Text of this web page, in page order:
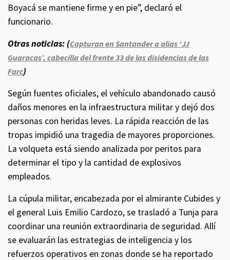
Boyacá se mantiene firme y en pie”, declaró el
funcionario.
Otras noticias: (Capturan en Santander a alias ‘JJ
Guaracas’, cabecilla del frente 33 de las disidencias de las
Farc)
Según fuentes oficiales, el vehículo abandonado causó
daños menores en la infraestructura militar y dejó dos
personas con heridas leves. La rápida reacción de las
tropas impidió una tragedia de mayores proporciones.
La volqueta está siendo analizada por peritos para
determinar el tipo y la cantidad de explosivos
empleados.
La cúpula militar, encabezada por el almirante Cubides y
el general Luis Emilio Cardozo, se trasladó a Tunja para
coordinar una reunión extraordinaria de seguridad. Allí
se evaluarán las estrategias de inteligencia y los
refuerzos operativos en zonas donde se ha reportado